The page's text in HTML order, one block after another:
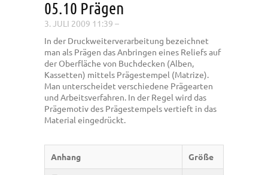
05.10 Prägen
3. JULI 2009 11:39 –
In der Druckweiterverarbeitung bezeichnet
man als Prägen das Anbringen eines Reliefs auf
der Oberfläche von Buchdecken (Alben,
Kassetten) mittels Prägestempel (Matrize).
Man unterscheidet verschiedene Prägearten
und Arbeitsverfahren. In der Regel wird das
Prägemotiv des Prägestempels vertieft in das
Material eingedrückt.
Anhang Größe